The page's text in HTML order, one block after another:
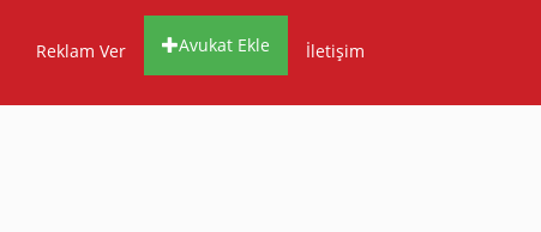
Reklam Ver Avukat Ekle İletişim